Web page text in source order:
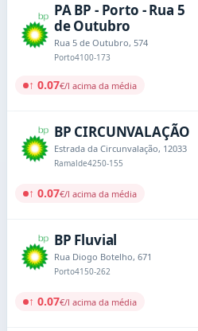
PA BP - Porto - Rua 5
de Outubro
Rua 5 de Outubro, 574
Porto4100-173
↑ 0.07€/l acima da média
BP CIRCUNVALAÇÃO
Estrada da Circunvalação, 12033
Ramalde4250-155
↑ 0.07€/l acima da média
BP Fluvial
Rua Diogo Botelho, 671
Porto4150-262
↑ 0.07€/l acima da média